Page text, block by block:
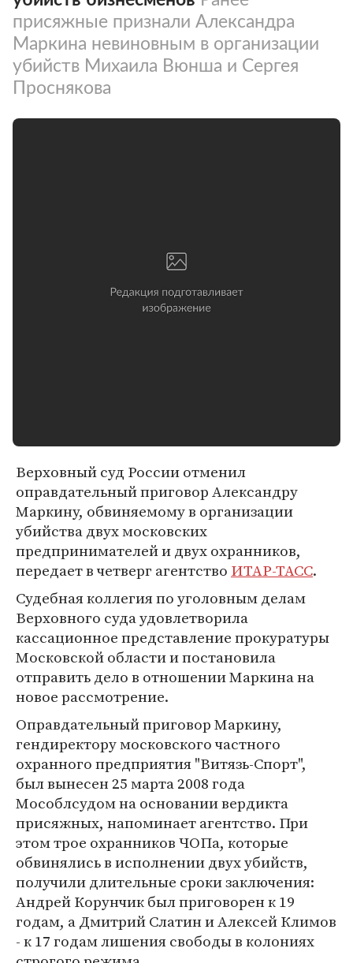
присяжные признали Александра
Маркина невиновным в организации
убийств Михаила Вюнша и Сергея
Проснякова
Верховный суд России отменил
оправдательный приговор Александру
Маркину, обвиняемому в организации
убийства двух московских
предпринимателей и двух охранников,
передает в четверг агентство ИТАР-ТАСС.
Судебная коллегия по уголовным делам
Верховного суда удовлетворила
кассационное представление прокуратуры
Московской области и постановила
отправить дело в отношении Маркина на
новое рассмотрение.
Оправдательный приговор Маркину,
гендиректору московского частного
охранного предприятия "Витязь-Спорт",
был вынесен 25 марта 2008 года
Мособлсудом на основании вердикта
присяжных, напоминает агентство. При
этом трое охранников ЧОПа, которые
обвинялись в исполнении двух убийств,
получили длительные сроки заключения:
Андрей Корунчик был приговорен к 19
годам, а Дмитрий Слатин и Алексей Климов
- к 17 годам лишения свободы в колониях